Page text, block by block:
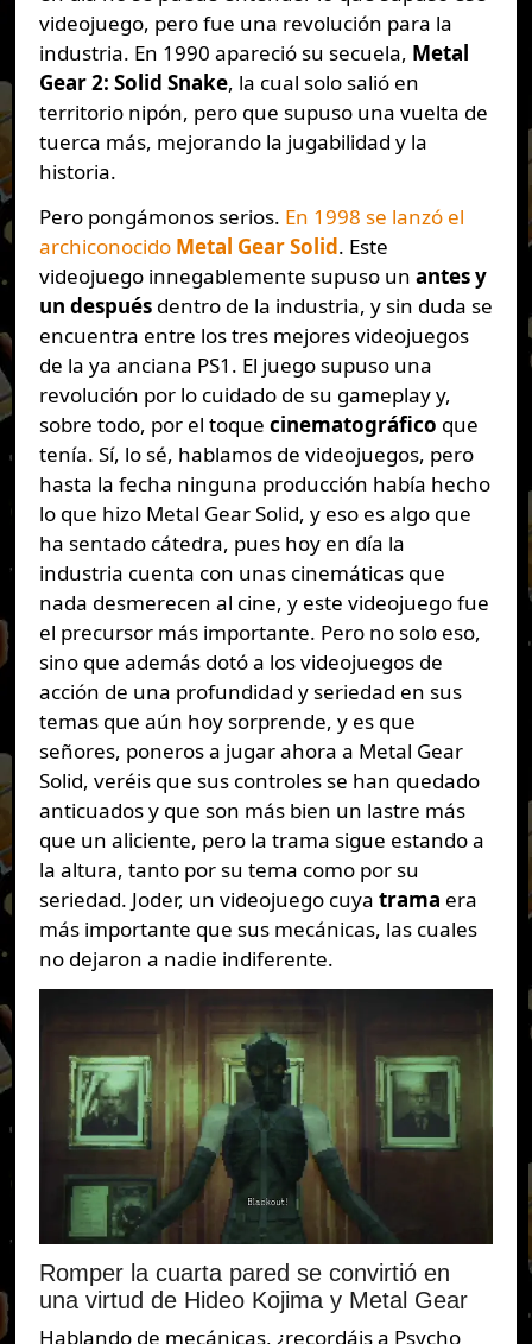
videojuego, pero fue una revolución para la
industria. En 1990 apareció su secuela, Metal
Gear 2: Solid Snake, la cual solo salió en
territorio nipón, pero que supuso una vuelta de
tuerca más, mejorando la jugabilidad y la
historia.
Pero pongámonos serios. En 1998 se lanzó el
archiconocido Metal Gear Solid. Este
videojuego innegablemente supuso un antes y
un despuésdentro de la industria, y sin duda se
encuentra entre los tres mejores videojuegos
de la ya anciana PS1. El juego supuso una
revolución por lo cuidado de su gameplay y,
sobre todo, por el toque cinematográfico que
tenía. Sí, lo sé, hablamos de videojuegos, pero
hasta la fecha ninguna producción había hecho
lo que hizo Metal Gear Solid, y eso es algo que
ha sentado cátedra, pues hoy en día la
industria cuenta con unas cinemáticas que
nada desmerecen al cine, y este videojuego fue
el precursor más importante. Pero no solo eso,
sino que además dotó a los videojuegos de
acción de una profundidad y seriedad en sus
temas que aún hoy sorprende, y es que
señores, poneros a jugar ahora a Metal Gear
Solid, veréis que sus controles se han quedado
anticuados y que son más bien un lastre más
que un aliciente, pero la trama sigue estando a
la altura, tanto por su tema como por su
seriedad. Joder, un videojuego cuya trama era
más importante que sus mecánicas, las cuales
no dejaron a nadie indiferente.
Romper la cuarta pared se convirtió en
una virtud de Hideo Kojima y Metal Gear
Hablando de mecánicas, ¿recordáis a Psycho